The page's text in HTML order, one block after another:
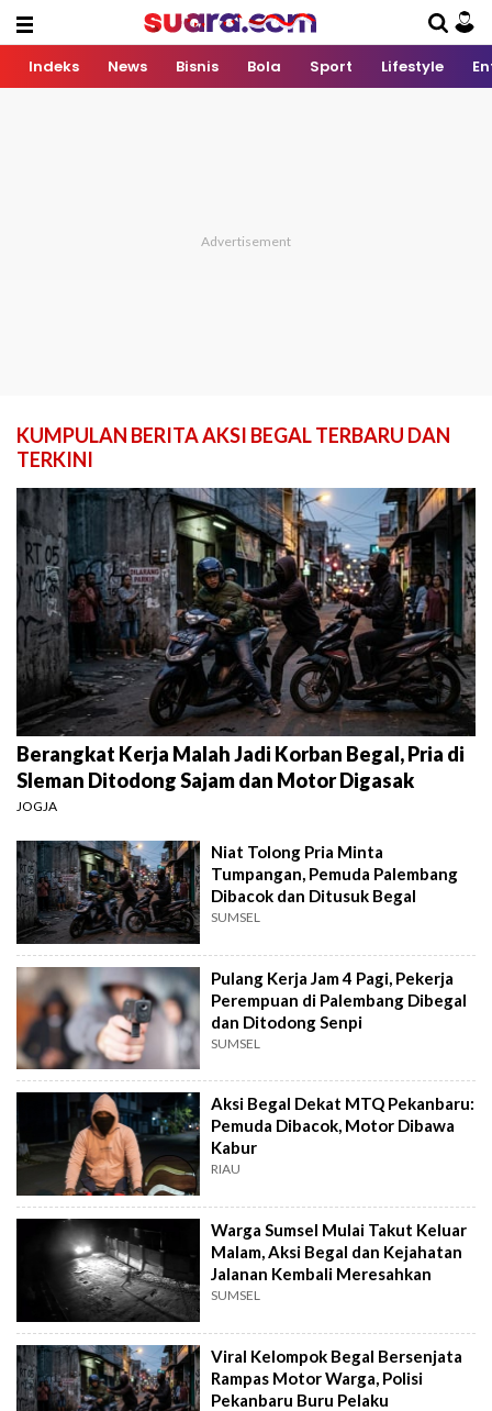
Indeks News Bisnis Bola Sport Lifestyle
KUMPULAN BERITA AKSI BEGAL TERBARU DAN
TERKINI
Berangkat Kerja Malah Jadi Korban Begal, Pria di
Sleman Ditodong Sajam dan Motor Digasak
JOGJA
Niat Tolong Pria Minta
Tumpangan, Pemuda Palembang
Dibacok dan Ditusuk Begal
SUMSEL
Pulang Kerja Jam 4 Pagi, Pekerja
Perempuan di Palembang Dibegal
dan Ditodong Senpi
SUMSEL
Aksi Begal Dekat MTQ Pekanbaru:
Pemuda Dibacok, Motor Dibawa
Kabur
RIAU
Warga Sumsel Mulai Takut Keluar
Malam, Aksi Begal dan Kejahatan
Jalanan Kembali Meresahkan
SUMSEL
Viral Kelompok Begal Bersenjata
Rampas Motor Warga, Polisi
Pekanbaru Buru Pelaku